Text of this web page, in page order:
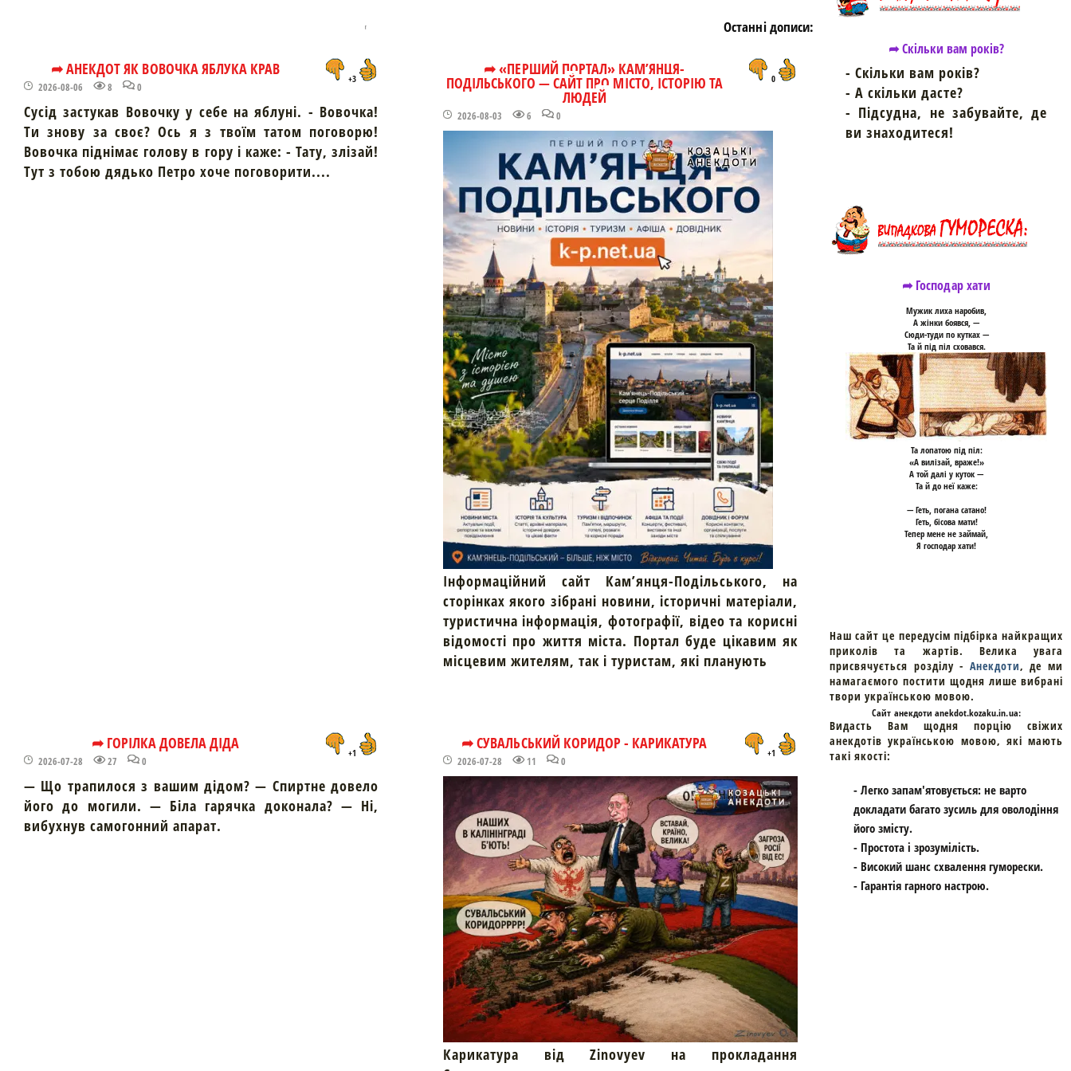
Останні дописи:
➦ АНЕКДОТ ЯК ВОВОЧКА ЯБЛУКА КРАВ
2026-08-06 8 0
+3
Сусід застукав Вовочку у себе на яблуні. - Вовочка!
Ти знову за своє? Ось я з твоїм татом поговорю!
Вовочка піднімає голову в гору і каже: - Тату, злізай!
Тут з тобою дядько Петро хоче поговорити....
➦ «ПЕРШИЙ ПОРТАЛ» КАМ’ЯНЦЯ-
ПОДІЛЬСЬКОГО — САЙТ ПРО МІСТО, ІСТОРІЮ ТА
ЛЮДЕЙ
2026-08-03 6 0
0
Інформаційний сайт Кам’янця-Подільського, на
сторінках якого зібрані новини, історичні матеріали,
туристична інформація, фотографії, відео та корисні
відомості про життя міста. Портал буде цікавим як
місцевим жителям, так і туристам, які планують
➦ ГОРІЛКА ДОВЕЛА ДІДА
2026-07-28 27 0
+1
— Що трапилося з вашим дідом? — Спиртне довело
його до могили. — Біла гарячка доконала? — Ні,
вибухнув самогонний апарат.
➦ СУВАЛЬСЬКИЙ КОРИДОР - КАРИКАТУРА
2026-07-28 11 0
+1
Карикатура від Zinovyev на прокладання
➦ Скільки вам років?
- Скільки вам років?
- А скільки дасте?
- Підсудна, не забувайте, де
ви знаходитеся!
➦ Господар хати
Мужик лиха наробив,
А жінки боявся, —
Сюди-туди по кутках —
Та й під піл сховався.
Та лопатою під піл:
«А вилізай, враже!»
А той далі у куток —
Та й до неї каже:
— Геть, погана сатано!
Геть, бісова мати!
Тепер мене не займай,
Я господар хати!
Наш сайт це передусім підбірка найкращих
приколів та жартів. Велика увага
присвячується розділу - Анекдоти, де ми
намагаємого постити щодня лише вибрані
твори українською мовою.
Cайт анекдоти anekdot.kozaku.in.ua:
Видасть Вам щодня порцію свіжих
анекдотів українською мовою, які мають
такі якості:
- Легко запам'ятовується: не варто
докладати багато зусиль для оволодіння
його змісту.
- Простота і зрозумілість.
- Високий шанс схвалення гуморески.
- Гарантія гарного настрою.